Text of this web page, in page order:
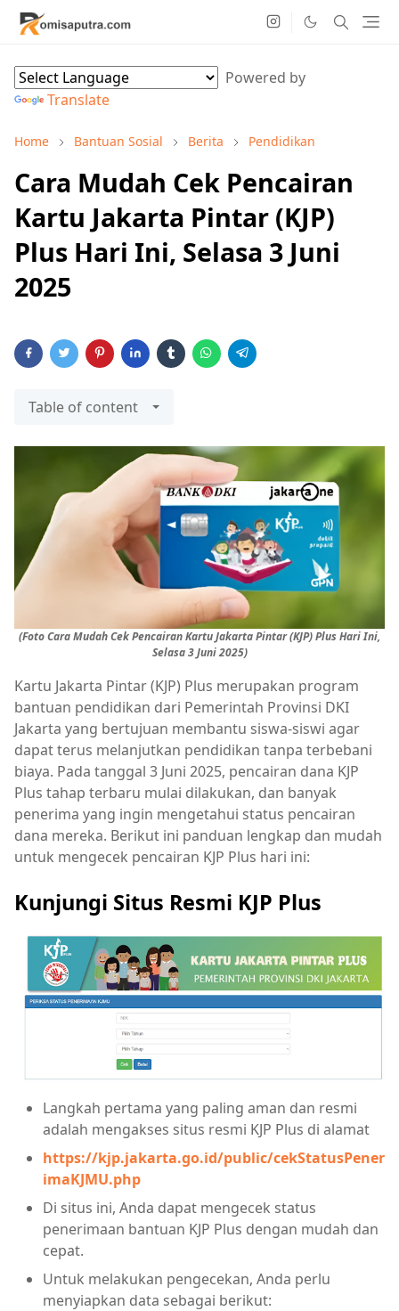
Powered by
Translate
Home Bantuan Sosial Berita Pendidikan
Cara Mudah Cek Pencairan
Kartu Jakarta Pintar (KJP)
Plus Hari Ini, Selasa 3 Juni
2025
Table of content
(Foto Cara Mudah Cek Pencairan Kartu Jakarta Pintar (KJP) Plus Hari Ini,
Selasa 3 Juni 2025)
Kartu Jakarta Pintar (KJP) Plus merupakan program
bantuan pendidikan dari Pemerintah Provinsi DKI
Jakarta yang bertujuan membantu siswa-siswi agar
dapat terus melanjutkan pendidikan tanpa terbebani
biaya. Pada tanggal 3 Juni 2025, pencairan dana KJP
Plus tahap terbaru mulai dilakukan, dan banyak
penerima yang ingin mengetahui status pencairan
dana mereka. Berikut ini panduan lengkap dan mudah
untuk mengecek pencairan KJP Plus hari ini:
Kunjungi Situs Resmi KJP Plus
Langkah pertama yang paling aman dan resmi
adalah mengakses situs resmi KJP Plus di alamat
https://kjp.jakarta.go.id/public/cekStatusPener
imaKJMU.php
Di situs ini, Anda dapat mengecek status
penerimaan bantuan KJP Plus dengan mudah dan
cepat.
Untuk melakukan pengecekan, Anda perlu
menyiapkan data sebagai berikut: